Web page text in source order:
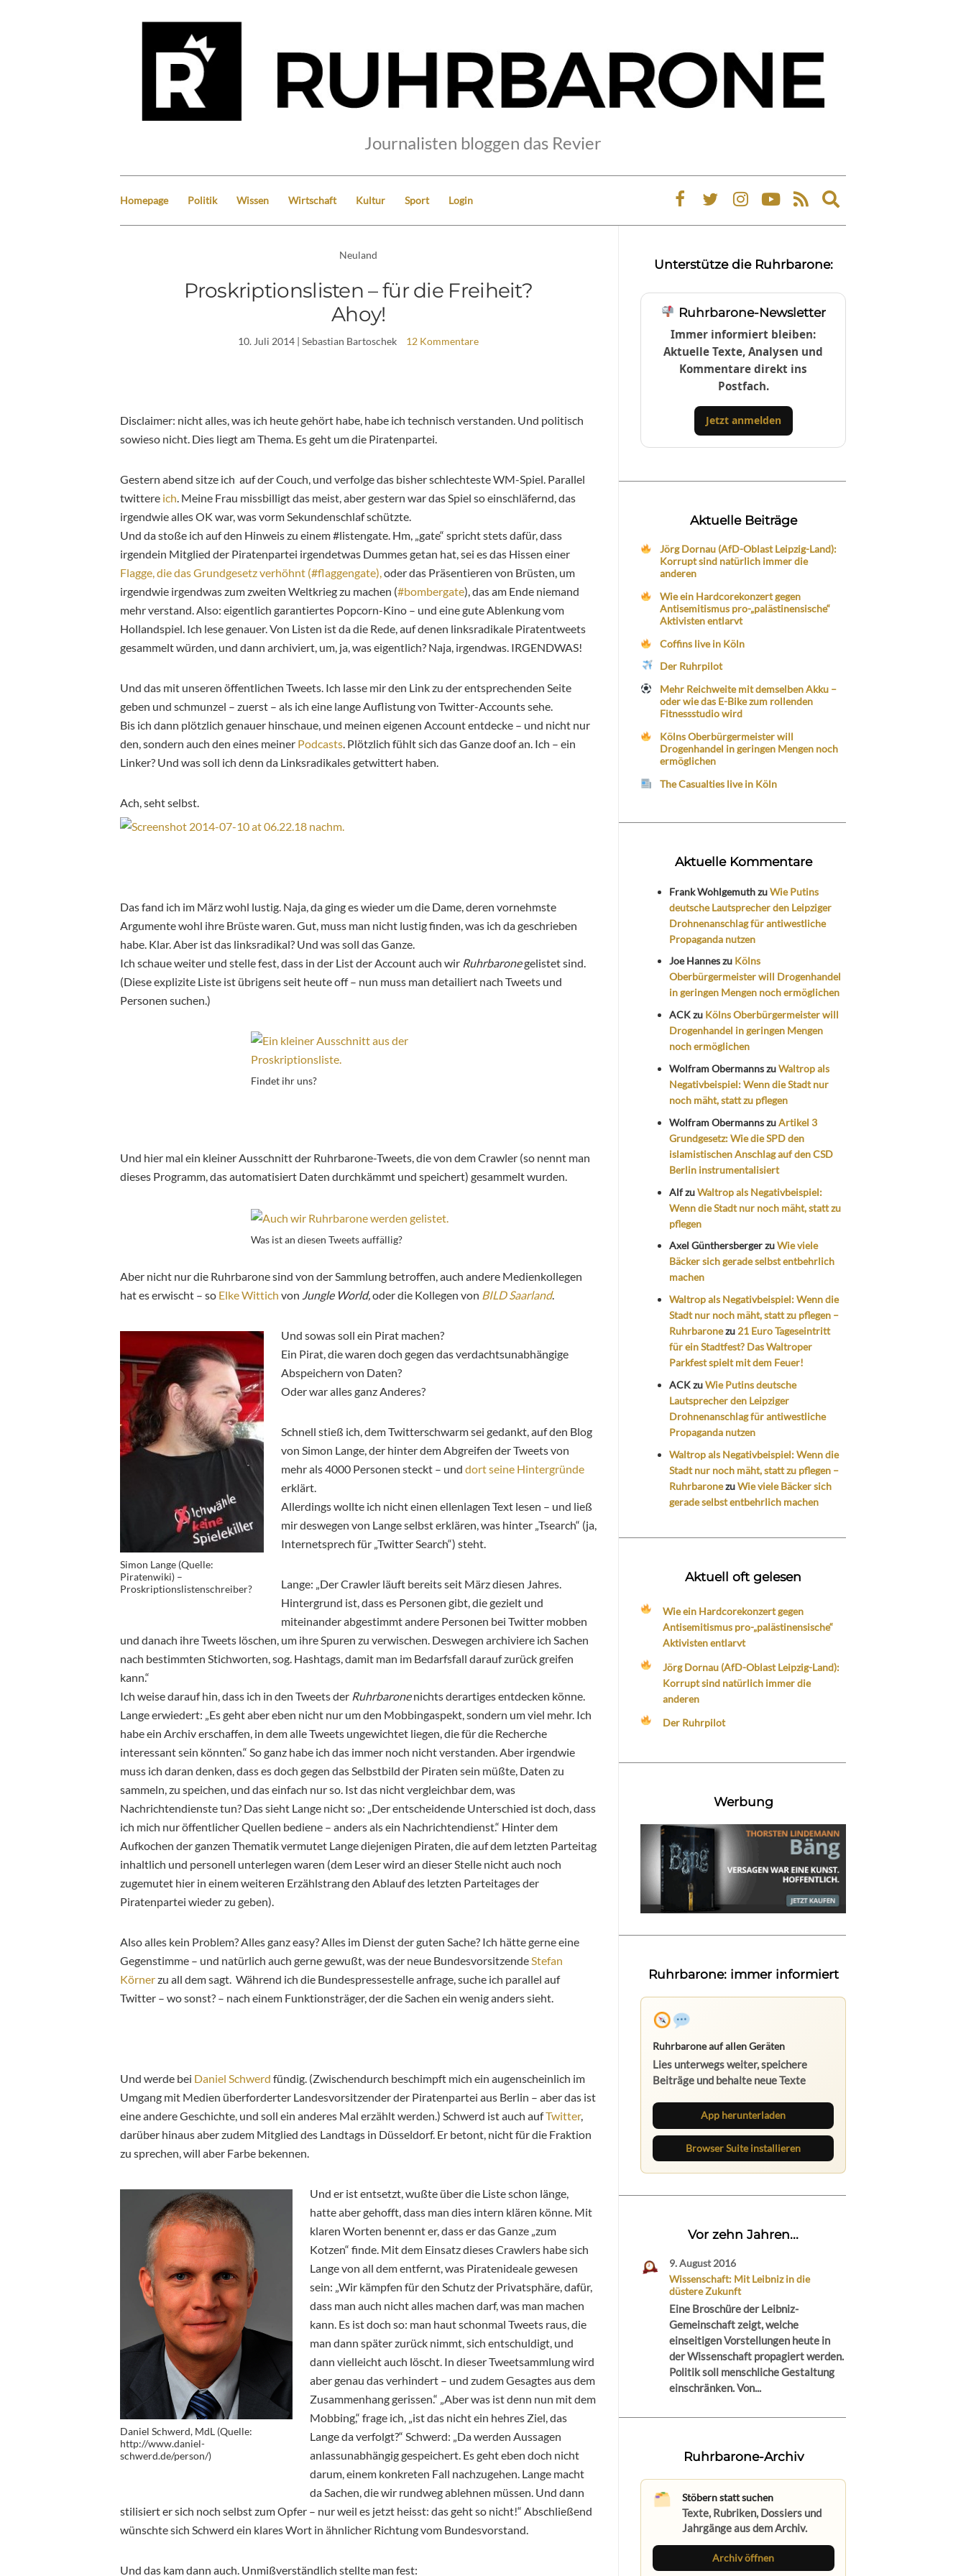
Journalisten bloggen das Revier
Homepage Politik Wissen Wirtschaft Kultur Sport Login
Expand
search
Neuland
Proskriptionslisten – für die Freiheit?
Ahoy!
10. Juli 2014 | Sebastian Bartoschek 12 Kommentare
Disclaimer: nicht alles, was ich heute gehört habe, habe ich technisch verstanden. Und politisch
sowieso nicht. Dies liegt am Thema. Es geht um die Piratenpartei.
Gestern abend sitze ich auf der Couch, und verfolge das bisher schlechteste WM-Spiel. Parallel
twittere ich . Meine Frau missbilligt das meist, aber gestern war das Spiel so einschläfernd, das
irgendwie alles OK war, was vorm Sekundenschlaf schützte.
Und da stoße ich auf den Hinweis zu einem #listengate. Hm, „gate“ spricht stets dafür, dass
irgendein Mitglied der Piratenpartei irgendetwas Dummes getan hat, sei es das Hissen einer
Flagge, die das Grundgesetz verhöhnt (#flaggengate), oder das Präsentieren von Brüsten, um
irgendwie irgendwas zum zweiten Weltkrieg zu machen (#bombergate), das am Ende niemand
mehr verstand. Also: eigentlich garantiertes Popcorn-Kino – und eine gute Ablenkung vom
Hollandspiel. Ich lese genauer. Von Listen ist da die Rede, auf denen linksradikale Piratentweets
gesammelt würden, und dann archiviert, um, ja, was eigentlich? Naja, irgendwas. IRGENDWAS!
Und das mit unseren öffentlichen Tweets. Ich lasse mir den Link zu der entsprechenden Seite
geben und schmunzel – zuerst – als ich eine lange Auflistung von Twitter-Accounts sehe.
Bis ich dann plötzlich genauer hinschaue, und meinen eigenen Account entdecke – und nicht nur
den, sondern auch den eines meiner Podcasts . Plötzlich fühlt sich das Ganze doof an. Ich – ein
Linker? Und was soll ich denn da Linksradikales getwittert haben.
Ach, seht selbst.
Das fand ich im März wohl lustig. Naja, da ging es wieder um die Dame, deren vornehmste
Argumente wohl ihre Brüste waren. Gut, muss man nicht lustig finden, was ich da geschrieben
habe. Klar. Aber ist das linksradikal? Und was soll das Ganze.
Ich schaue weiter und stelle fest, dass in der List der Account auch wir Ruhrbaronegelistet sind.
(Diese explizite Liste ist übrigens seit heute off – nun muss man detailiert nach Tweets und
Personen suchen.)
Findet ihr uns?
Und hier mal ein kleiner Ausschnitt der Ruhrbarone-Tweets, die von dem Crawler (so nennt man
dieses Programm, das automatisiert Daten durchkämmt und speichert) gesammelt wurden.
Was ist an diesen Tweets auffällig?
Aber nicht nur die Ruhrbarone sind von der Sammlung betroffen, auch andere Medienkollegen
hat es erwischt – so Elke Wittich von Jungle World, oder die Kollegen von BILD Saarland.
Simon Lange (Quelle:
Piratenwiki) –
Proskriptionslistenschreiber?
Und sowas soll ein Pirat machen?
Ein Pirat, die waren doch gegen das verdachtsunabhängige
Abspeichern von Daten?
Oder war alles ganz Anderes?
Schnell stieß ich, dem Twitterschwarm sei gedankt, auf den Blog
von Simon Lange, der hinter dem Abgreifen der Tweets von
mehr als 4000 Personen steckt – und dort seine Hintergründe
erklärt.
Allerdings wollte ich nicht einen ellenlagen Text lesen – und ließ
mir deswegen von Lange selbst erklären, was hinter „Tsearch“ (ja,
Internetsprech für „Twitter Search“) steht.
Lange: „Der Crawler läuft bereits seit März diesen Jahres.
Hintergrund ist, dass es Personen gibt, die gezielt und
miteinander abgestimmt andere Personen bei Twitter mobben
und danach ihre Tweets löschen, um ihre Spuren zu verwischen. Deswegen archiviere ich Sachen
nach bestimmten Stichworten, sog. Hashtags, damit man im Bedarfsfall darauf zurück greifen
kann.“
Ich weise darauf hin, dass ich in den Tweets der Ruhrbaronenichts derartiges entdecken könne.
Lange erwiedert: „Es geht aber eben nicht nur um den Mobbingaspekt, sondern um viel mehr. Ich
habe ein Archiv erschaffen, in dem alle Tweets ungewichtet liegen, die für die Recherche
interessant sein könnten.“ So ganz habe ich das immer noch nicht verstanden. Aber irgendwie
muss ich daran denken, dass es doch gegen das Selbstbild der Piraten sein müßte, Daten zu
sammeln, zu speichen, und das einfach nur so. Ist das nicht vergleichbar dem, was
Nachrichtendienste tun? Das sieht Lange nicht so: „Der entscheidende Unterschied ist doch, dass
ich mich nur öffentlicher Quellen bediene – anders als ein Nachrichtendienst.“ Hinter dem
Aufkochen der ganzen Thematik vermutet Lange diejenigen Piraten, die auf dem letzten Parteitag
inhaltlich und personell unterlegen waren (dem Leser wird an dieser Stelle nicht auch noch
zugemutet hier in einem weiteren Erzählstrang den Ablauf des letzten Parteitages der
Piratenpartei wieder zu geben).
Also alles kein Problem? Alles ganz easy? Alles im Dienst der guten Sache? Ich hätte gerne eine
Gegenstimme – und natürlich auch gerne gewußt, was der neue Bundesvorsitzende Stefan
Körnerzu all dem sagt. Während ich die Bundespressestelle anfrage, suche ich parallel auf
Twitter – wo sonst? – nach einem Funktionsträger, der die Sachen ein wenig anders sieht.
Und werde bei Daniel Schwerd fündig. (Zwischendurch beschimpft mich ein augenscheinlich im
Umgang mit Medien überforderter Landesvorsitzender der Piratenpartei aus Berlin – aber das ist
eine andere Geschichte, und soll ein anderes Mal erzählt werden.) Schwerd ist auch aufTwitter,
darüber hinaus aber zudem Mitglied des Landtags in Düsseldorf. Er betont, nicht für die Fraktion
zu sprechen, will aber Farbe bekennen.
Daniel Schwerd, MdL (Quelle:
http://www.daniel-
schwerd.de/person/)
Und er ist entsetzt, wußte über die Liste schon länge,
hatte aber gehofft, dass man dies intern klären könne. Mit
klaren Worten benennt er, dass er das Ganze „zum
Kotzen“ finde. Mit dem Einsatz dieses Crawlers habe sich
Lange von all dem entfernt, was Piratenideale gewesen
sein: „Wir kämpfen für den Schutz der Privatsphäre, dafür,
dass man auch nicht alles machen darf, was man machen
kann. Es ist doch so: man haut schonmal Tweets raus, die
man dann später zurück nimmt, sich entschuldigt, und
dann vielleicht auch löscht. In dieser Tweetsammlung wird
aber genau das verhindert – und zudem Gesagtes aus dem
Zusammenhang gerissen.“ „Aber was ist denn nun mit dem
Mobbing,“ frage ich, „ist das nicht ein hehres Ziel, das
Lange da verfolgt?“ Schwerd: „Da werden Aussagen
anlassunabhängig gespeichert. Es geht eben doch nicht
darum, einem konkreten Fall nachzugehen. Lange macht
da Sachen, die wir rundweg ablehnen müssen. Und dann
stilisiert er sich noch selbst zum Opfer – nur weil es jetzt heisst: das geht so nicht!“ Abschließend
wünschte sich Schwerd ein klares Wort in ähnlicher Richtung vom Bundesvorstand.
Und das kam dann auch. Unmißverständlich stellte man fest:
Unterstütze die Ruhrbarone:
Ruhrbarone-Newsletter
Immer informiert bleiben:
Aktuelle Texte, Analysen und
Kommentare direkt ins
Postfach.
Jetzt anmelden
Aktuelle Beiträge
Jörg Dornau (AfD-Oblast Leipzig-Land):
Korrupt sind natürlich immer die
anderen
Wie ein Hardcorekonzert gegen
Antisemitismus pro-„palästinensische“
Aktivisten entlarvt
Coffins live in Köln
Der Ruhrpilot
Mehr Reichweite mit demselben Akku –
oder wie das E-Bike zum rollenden
Fitnessstudio wird
Kölns Oberbürgermeister will
Drogenhandel in geringen Mengen noch
ermöglichen
The Casualties live in Köln
Aktuelle Kommentare
Frank WohlgemuthzuWie Putins
deutsche Lautsprecher den Leipziger
Drohnenanschlag für antiwestliche
Propaganda nutzen
Joe Hanneszu Kölns
Oberbürgermeister will Drogenhandel
in geringen Mengen noch ermöglichen
ACKzu Kölns Oberbürgermeister will
Drogenhandel in geringen Mengen
noch ermöglichen
Wolfram ObermannszuWaltrop als
Negativbeispiel: Wenn die Stadt nur
noch mäht, statt zu pflegen
Wolfram ObermannszuArtikel 3
Grundgesetz: Wie die SPD den
islamistischen Anschlag auf den CSD
Berlin instrumentalisiert
AlfzuWaltrop als Negativbeispiel:
Wenn die Stadt nur noch mäht, statt zu
pflegen
Axel GünthersbergerzuWie viele
Bäcker sich gerade selbst entbehrlich
machen
Waltrop als Negativbeispiel: Wenn die
Stadt nur noch mäht, statt zu pflegen –
Ruhrbaronezu 21 Euro Tageseintritt
für ein Stadtfest? Das Waltroper
Parkfest spielt mit dem Feuer!
ACKzuWie Putins deutsche
Lautsprecher den Leipziger
Drohnenanschlag für antiwestliche
Propaganda nutzen
Waltrop als Negativbeispiel: Wenn die
Stadt nur noch mäht, statt zu pflegen –
RuhrbaronezuWie viele Bäcker sich
gerade selbst entbehrlich machen
Aktuell oft gelesen
Wie ein Hardcorekonzert gegen
Antisemitismus pro-„palästinensische“
Aktivisten entlarvt
Jörg Dornau (AfD-Oblast Leipzig-Land):
Korrupt sind natürlich immer die
anderen
Der Ruhrpilot
Werbung
Ruhrbarone: immer informiert
Ruhrbarone auf allen Geräten
Lies unterwegs weiter, speichere
Beiträge und behalte neue Texte
App herunterladen
Browser Suite installieren
Vor zehn Jahren...
9. August 2016
Wissenschaft: Mit Leibniz in die
düstere Zukunft
Eine Broschüre der Leibniz-
Gemeinschaft zeigt, welche
einseitigen Vorstellungen heute in
der Wissenschaft propagiert werden.
Politik soll menschliche Gestaltung
einschränken. Von...
Ruhrbarone-Archiv
Stöbern statt suchen
Texte, Rubriken, Dossiers und
Jahrgänge aus dem Archiv.
Archiv öffnen